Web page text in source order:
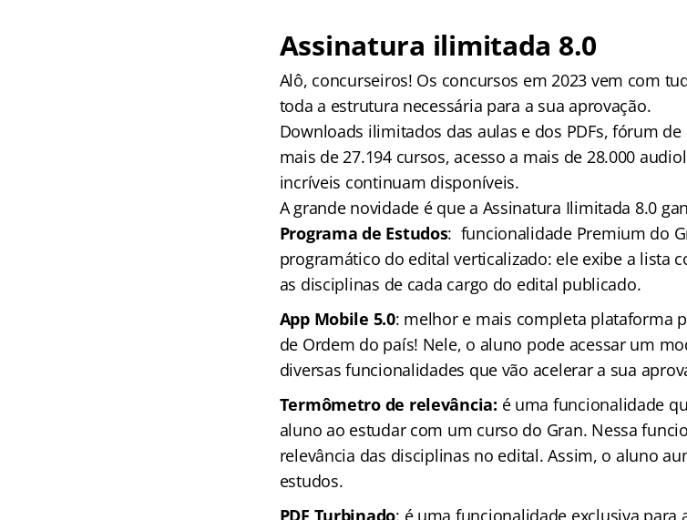
Assinatura ilimitada 8.0
Alô, concurseiros! Os concursos em 2023 vem com
toda a estrutura necessária para a sua aprovação.
Downloads ilimitados das aulas e dos PDFs, fórum
mais de 27.194 cursos, acesso a mais de 28.000
incríveis continuam disponíveis.
A grande novidade é que a Assinatura Ilimitada 8.0
Programa de Estudos: funcionalidade Premium do
programático do edital verticalizado: ele exibe a lista
as disciplinas de cada cargo do edital publicado.
App Mobile 5.0: melhor e mais completa plataforma
de Ordem do país! Nele, o aluno pode acessar um
diversas funcionalidades que vão acelerar a sua
Termômetro de relevância: é uma funcionalidade
aluno ao estudar com um curso do Gran. Nessa
relevância das disciplinas no edital. Assim, o aluno
estudos.
PDF Turbinado: é uma funcionalidade exclusiva para